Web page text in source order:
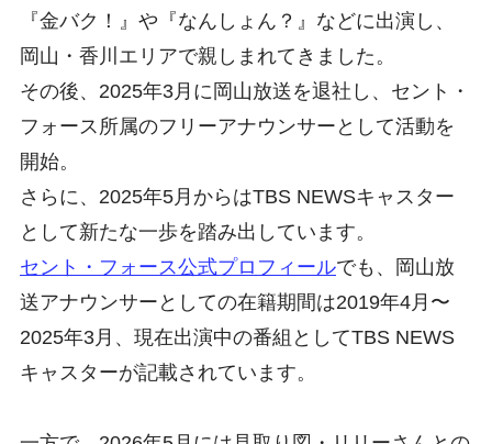
『金バク！』や『なんしょん？』などに出演し、
岡山・香川エリアで親しまれてきました。
その後、2025年3月に岡山放送を退社し、セント・
フォース所属のフリーアナウンサーとして活動を
開始。
さらに、2025年5月からはTBS NEWSキャスター
として新たな一歩を踏み出しています。
セント・フォース公式プロフィールでも、岡山放
送アナウンサーとしての在籍期間は2019年4月〜
2025年3月、現在出演中の番組としてTBS NEWS
キャスターが記載されています。